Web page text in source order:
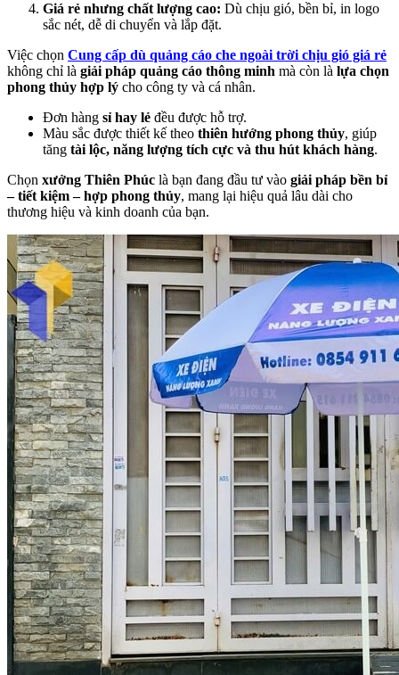
Giá rẻ nhưng chất lượng cao: Dù chịu gió, bền bỉ, in logo
sắc nét, dễ di chuyển và lắp đặt.
Việc chọn Cung cấp dù quảng cáo che ngoài trời chịu gió giá rẻ
không chỉ là giải pháp quảng cáo thông minh mà còn là lựa chọn
phong thủy hợp lý cho công ty và cá nhân.
Đơn hàng sỉ hay lẻ đều được hỗ trợ.
Màu sắc được thiết kế theo thiên hướng phong thủy, giúp
tăng tài lộc, năng lượng tích cực và thu hút khách hàng.
Chọn xưởng Thiên Phúc là bạn đang đầu tư vào giải pháp bền bỉ
– tiết kiệm – hợp phong thủy, mang lại hiệu quả lâu dài cho
thương hiệu và kinh doanh của bạn.